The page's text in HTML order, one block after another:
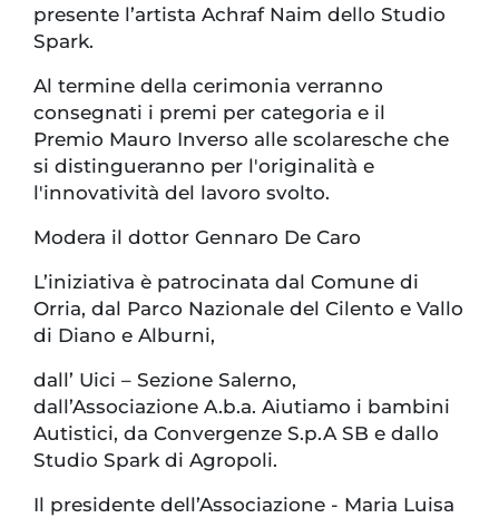
presente l’artista Achraf Naim dello Studio
Spark.
Al termine della cerimonia verranno
consegnati i premi per categoria e il
Premio Mauro Inverso alle scolaresche che
si distingueranno per l'originalità e
l'innovatività del lavoro svolto.
Modera il dottor Gennaro De Caro
L’iniziativa è patrocinata dal Comune di
Orria, dal Parco Nazionale del Cilento e Vallo
di Diano e Alburni,
dall’ Uici – Sezione Salerno,
dall’Associazione A.b.a. Aiutiamo i bambini
Autistici, da Convergenze S.p.A SB e dallo
Studio Spark di Agropoli.
Il presidente dell’Associazione - Maria Luisa